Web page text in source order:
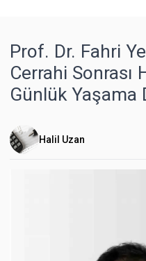
Prof. Dr. Fahri
Cerrahi Sonrası
Günlük Yaşama
Halil Uzan